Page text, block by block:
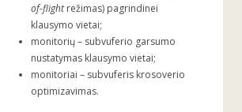
of-flightrežimas) pagrindinei
klausymo vietai;
monitorių – subvuferio garsumo
nustatymas klausymo vietai;
monitoriai – subvuferis krosoverio
optimizavimas.